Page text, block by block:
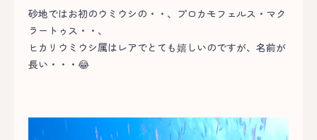
砂地ではお初のウミウシの・・、プロカモフェルス・マク
ラートゥス・・、
ヒカリウミウシ属はレアでとても嬉しいのですが、名前が
長い・・・😂